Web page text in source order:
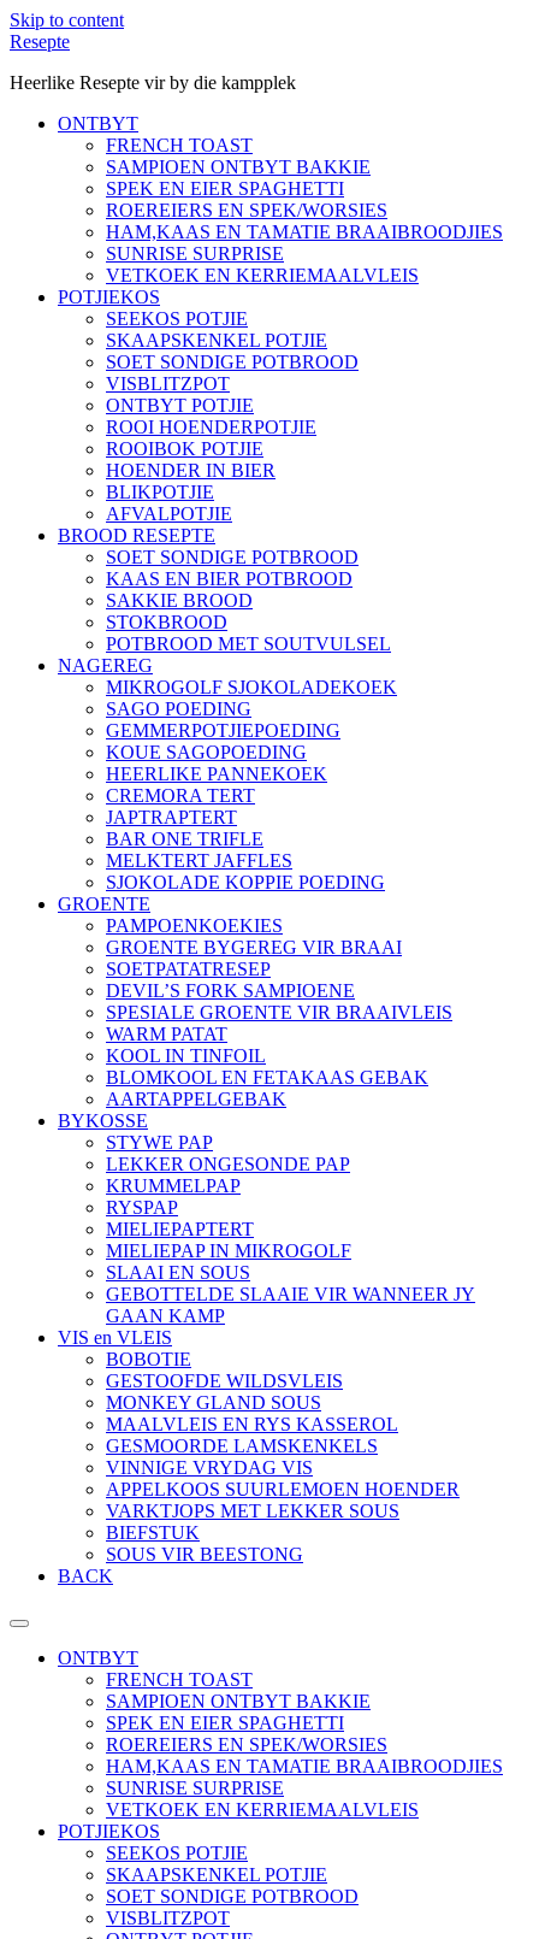
Skip to content
Resepte
Heerlike Resepte vir by die kampplek
ONTBYT
FRENCH TOAST
SAMPIOEN ONTBYT BAKKIE
SPEK EN EIER SPAGHETTI
ROEREIERS EN SPEK/WORSIES
HAM,KAAS EN TAMATIE BRAAIBROODJIES
SUNRISE SURPRISE
VETKOEK EN KERRIEMAALVLEIS
POTJIEKOS
SEEKOS POTJIE
SKAAPSKENKEL POTJIE
SOET SONDIGE POTBROOD
VISBLITZPOT
ONTBYT POTJIE
ROOI HOENDERPOTJIE
ROOIBOK POTJIE
HOENDER IN BIER
BLIKPOTJIE
AFVALPOTJIE
BROOD RESEPTE
SOET SONDIGE POTBROOD
KAAS EN BIER POTBROOD
SAKKIE BROOD
STOKBROOD
POTBROOD MET SOUTVULSEL
NAGEREG
MIKROGOLF SJOKOLADEKOEK
SAGO POEDING
GEMMERPOTJIEPOEDING
KOUE SAGOPOEDING
HEERLIKE PANNEKOEK
CREMORA TERT
JAPTRAPTERT
BAR ONE TRIFLE
MELKTERT JAFFLES
SJOKOLADE KOPPIE POEDING
GROENTE
PAMPOENKOEKIES
GROENTE BYGEREG VIR BRAAI
SOETPATATRESEP
DEVIL’S FORK SAMPIOENE
SPESIALE GROENTE VIR BRAAIVLEIS
WARM PATAT
KOOL IN TINFOIL
BLOMKOOL EN FETAKAAS GEBAK
AARTAPPELGEBAK
BYKOSSE
STYWE PAP
LEKKER ONGESONDE PAP
KRUMMELPAP
RYSPAP
MIELIEPAPTERT
MIELIEPAP IN MIKROGOLF
SLAAI EN SOUS
GEBOTTELDE SLAAIE VIR WANNEER JY
GAAN KAMP
VIS en VLEIS
BOBOTIE
GESTOOFDE WILDSVLEIS
MONKEY GLAND SOUS
MAALVLEIS EN RYS KASSEROL
GESMOORDE LAMSKENKELS
VINNIGE VRYDAG VIS
APPELKOOS SUURLEMOEN HOENDER
VARKTJOPS MET LEKKER SOUS
BIEFSTUK
SOUS VIR BEESTONG
BACK
ONTBYT
FRENCH TOAST
SAMPIOEN ONTBYT BAKKIE
SPEK EN EIER SPAGHETTI
ROEREIERS EN SPEK/WORSIES
HAM,KAAS EN TAMATIE BRAAIBROODJIES
SUNRISE SURPRISE
VETKOEK EN KERRIEMAALVLEIS
POTJIEKOS
SEEKOS POTJIE
SKAAPSKENKEL POTJIE
SOET SONDIGE POTBROOD
VISBLITZPOT